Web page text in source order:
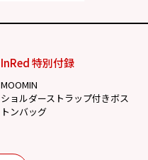
InRed 特別付録
MOOMIN
ショルダーストラップ付きボス
トンバッグ